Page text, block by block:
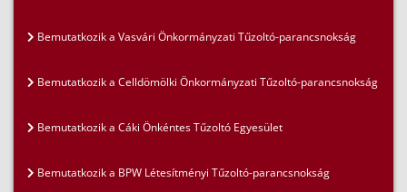
Bemutatkozik a Vasvári Önkormányzati Tűzoltó-parancsnokság
Bemutatkozik a Celldömölki Önkormányzati Tűzoltó-parancsnokság
Bemutatkozik a Cáki Önkéntes Tűzoltó Egyesület
Bemutatkozik a BPW Létesítményi Tűzoltó-parancsnokság